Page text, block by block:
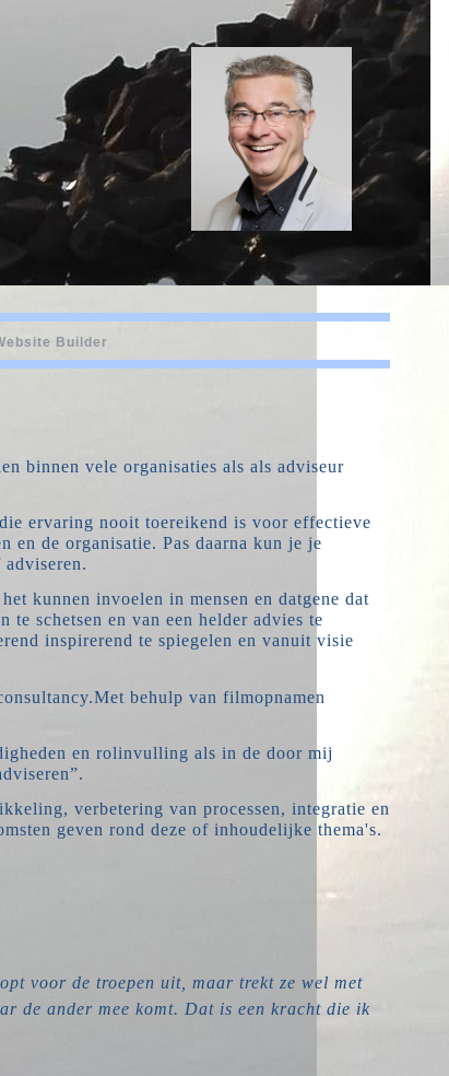
Builder
binnen vele organisaties als als adviseur
ervaring nooit toereikend is voor effectieve
en de organisatie. Pas daarna kun je je
kunnen invoelen in mensen en datgene dat
schetsen en van een helder advies te
inspirerend te spiegelen en vanuit visie
Met behulp van filmopnamen
en rolinvulling als in de door mij
verbetering van processen, integratie en
geven rond deze of inhoudelijke thema's.
voor de troepen uit, maar trekt ze wel met
de ander mee komt. Dat is een kracht die ik